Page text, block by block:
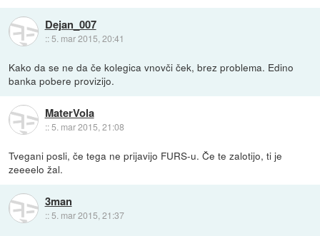
Dejan_007
:: 5. mar 2015, 20:41
Kako da se ne da če kolegica vnovči ček, brez problema. Edino
banka pobere provizijo.
MaterVola
::5. mar 2015, 21:08
Tvegani posli, če tega ne prijavijo FURS-u. Če te zalotijo, ti je
zeeeelo žal.
3man
:: 5. mar 2015, 21:37